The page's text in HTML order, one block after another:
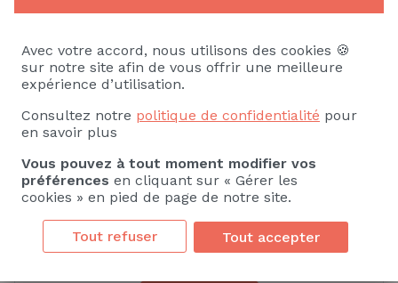
Savoir
Marketing / Mercatique Communication
Politiques publiques
Pilotage des politiques publiques
Communication digitale
Avec votre accord, nous utilisons des cookies 🍪
sur notre site afin de vous offrir une meilleure
expérience d’utilisation.
Consultez notre politique de confidentialité pour
en savoir plus
Vous pouvez à tout moment modifier vos
préférences en cliquant sur « Gérer les
cookies » en pied de page de notre site.
Tout refuser Tout accepter